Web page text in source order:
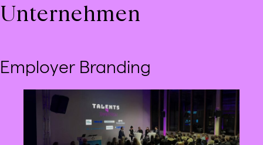
Unternehmen
Employer Branding